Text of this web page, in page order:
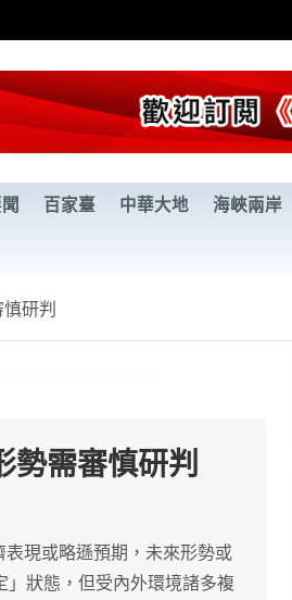
百家臺 中華大地 海峽兩岸
研判
勢需審慎研判
現或略遜預期，未來形勢或
狀態，但受內外環境諸多複